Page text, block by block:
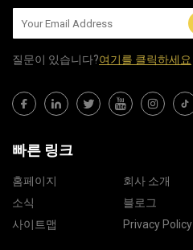
질문이 있습니다?여기를 클릭하세요
빠른 링크
홈페이지 회사 소개
소식
블로그
사이트맵
Privacy Policy